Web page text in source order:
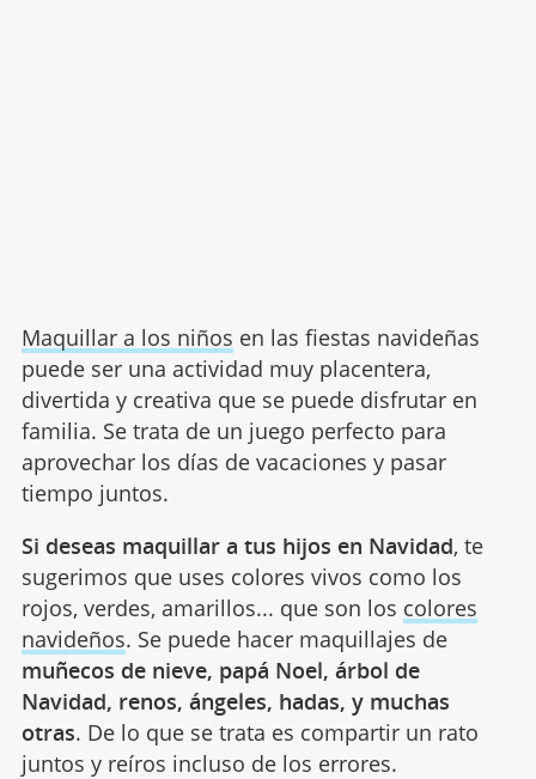
Maquillar a los niños en las fiestas navideñas
puede ser una actividad muy placentera,
divertida y creativa que se puede disfrutar en
familia. Se trata de un juego perfecto para
aprovechar los días de vacaciones y pasar
tiempo juntos.
Si deseas maquillar a tus hijos en Navidad, te
sugerimos que uses colores vivos como los
rojos, verdes, amarillos... que son los colores
navideños. Se puede hacer maquillajes de
muñecos de nieve, papá Noel, árbol de
Navidad, renos, ángeles, hadas, y muchas
otras. De lo que se trata es compartir un rato
juntos y reíros incluso de los errores.